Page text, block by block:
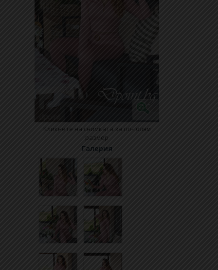
Кликнете на снимката за по-голям
размер
Галерия